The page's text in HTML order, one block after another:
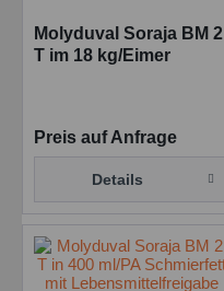
Molyduval Soraja BM 2
T im 18 kg/Eimer
Preis auf Anfrage
Details